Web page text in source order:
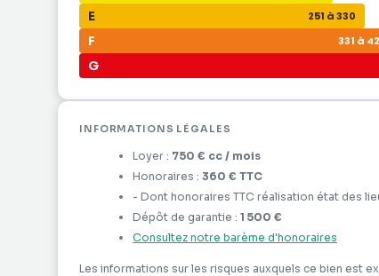
E 251 à 330
F 331 à
G
INFORMATIONS LÉGALES
Loyer : 750 € cc / mois
Honoraires : 360 € TTC
- Dont honoraires TTC réalisation état des
Dépôt de garantie : 1 500 €
Consultez notre barème d'honoraires
Les informations sur les risques auxquels ce bien est